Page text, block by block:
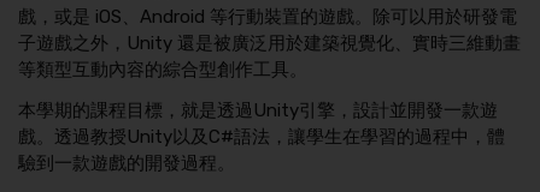
戲，或是 iOS、Android 等行動裝置的遊戲。除可以用於研發電
子遊戲之外，Unity 還是被廣泛用於建築視覺化、實時三維動畫
等類型互動內容的綜合型創作工具。
本學期的課程目標，就是透過Unity引擎，設計並開發一款遊
戲。透過教授Unity以及C#語法，讓學生在學習的過程中，體
驗到一款遊戲的開發過程。